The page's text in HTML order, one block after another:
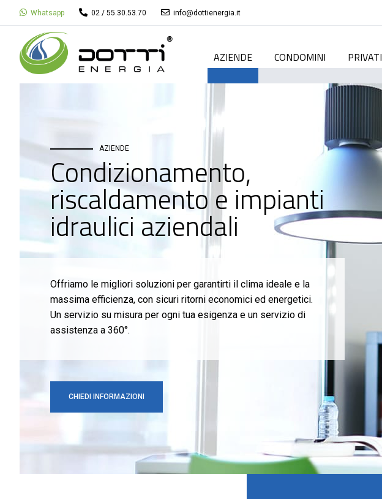
Whatsapp 02 / 55.30.53.70 info@dottienergia.it
AZIENDE CONDOMINI PRIVATI
AZIENDE
Condizionamento,
riscaldamento e impianti
idraulici aziendali
Offriamo le migliori soluzioni per garantirti il clima ideale e la
massima efficienza, con sicuri ritorni economici ed energetici.
Un servizio su misura per ogni tua esigenza e un servizio di
assistenza a 360°.
CHIEDI INFORMAZIONI